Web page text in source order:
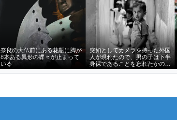
奈良の大仏前にある花瓶に脚が
8本ある異形の蝶々が止まって
いる
突如としてカメラを持った外国
人が現れたので、男の子は下半
身裸であることを忘れたかのよ
うに僕をじっと見つめ続けてい